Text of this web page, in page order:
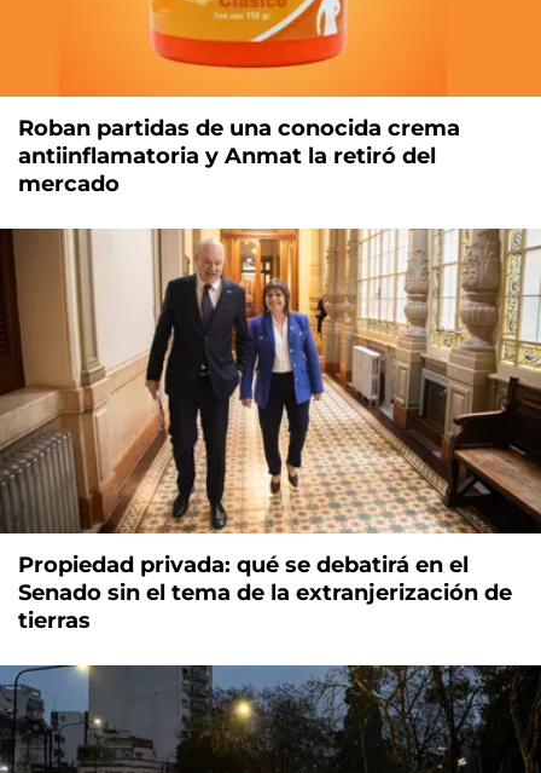
Roban partidas de una conocida crema
antiinflamatoria y Anmat la retiró del
mercado
Propiedad privada: qué se debatirá en el
Senado sin el tema de la extranjerización de
tierras